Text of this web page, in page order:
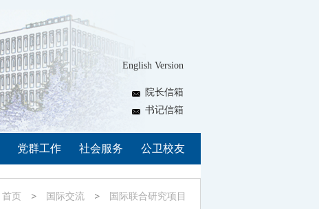
English Version
院长信箱
书记信箱
党群工作 社会服务 公卫校友
首页 国际交流 国际联合研究项目